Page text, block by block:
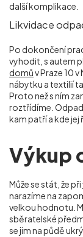
další komplikace.
Likvidace
Po dokončení
vyhodit, s autem
domův Praze 10
nábytku a textilií
Proto než s ním
roztřídíme.
kam patří a kde jej
Výkup
Může se stát, že při
narazíme na
velkou hodnotu.
sběratelské
se jim na půdě